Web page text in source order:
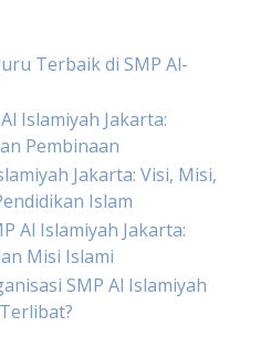
Terbaik di SMP Al-
Islamiyah Jakarta:
Pembinaan
Jakarta: Visi, Misi,
Islam
Al Islamiyah Jakarta:
Misi Islami
SMP Al Islamiyah